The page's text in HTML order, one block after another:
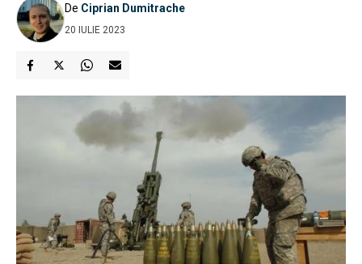
De Ciprian Dumitrache
20 IULIE 2023